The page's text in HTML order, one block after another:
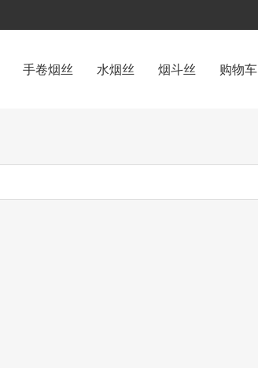
手卷烟丝 水烟丝 烟斗丝 购物车